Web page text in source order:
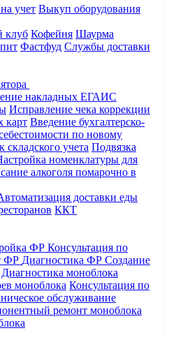
учет Выкуп оборудования
клуб Кофейня Шаурма
Фастфуд Службы доставки
накладных ЕГАИС
Исправление чека коррекции
карт Введение бухгалтерско-
по новому
складского учета Подвязка
номенклатуры для
алкоголя помарочно в
доставки еды
ККТ
ФР Консультация по
ФР Диагностика ФР Создание
Диагностика моноблока
моноблока Консультация по
обслуживание
ремонт моноблока